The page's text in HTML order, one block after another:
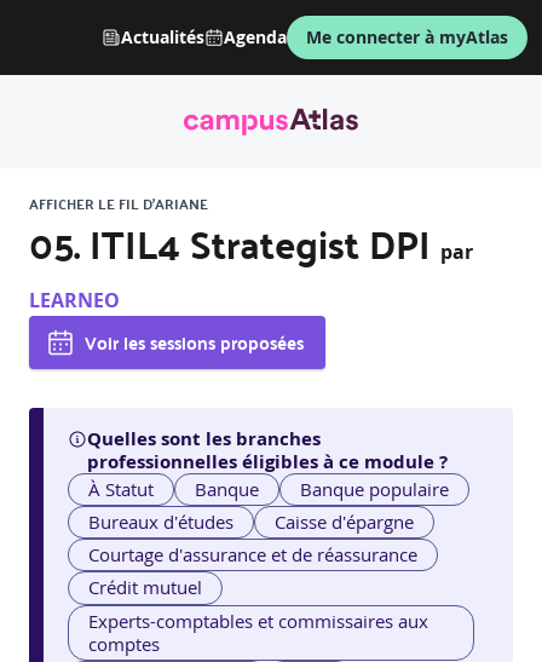
Actualités Agenda Me connecter à myAtlas
AFFICHER LE FIL D'ARIANE
05. ITIL4 Strategist DPI par
LEARNEO
Voir les sessions proposées
Quelles sont les branches
professionnelles éligibles à ce module ?
À Statut Banque
Banque populaire
Bureaux d'études
Caisse d'épargne
Courtage d'assurance et de réassurance
Crédit mutuel
Experts-comptables et commissaires aux
comptes